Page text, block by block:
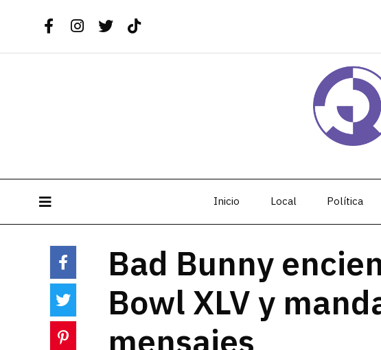
Inicio Local Política
Bad Bunny
Bowl XLV y